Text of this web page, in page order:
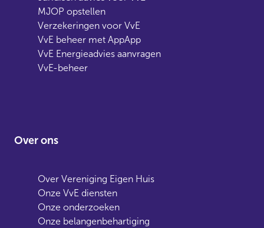
MJOP opstellen
Verzekeringen voor VvE
VvE beheer met AppApp
VvE Energieadvies aanvragen
VvE-beheer
Over ons
Over Vereniging Eigen Huis
Onze VvE diensten
Onze onderzoeken
Onze belangenbehartiging